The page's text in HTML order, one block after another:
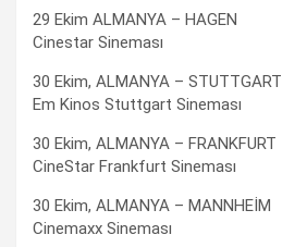
29 Ekim ALMANYA – HAGEN
Cinestar Sineması
30 Ekim, ALMANYA – STUTTGART
Em Kinos Stuttgart Sineması
30 Ekim, ALMANYA – FRANKFURT
CineStar Frankfurt Sineması
30 Ekim, ALMANYA – MANNHEİM
Cinemaxx Sineması